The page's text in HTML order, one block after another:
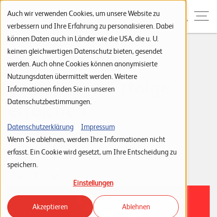
Auch wir verwenden Cookies, um unsere Website zu
verbessern und Ihre Erfahrung zu personalisieren. Dabei
können Daten auch in Länder wie die USA, die u. U.
keinen gleichwertigen Datenschutz bieten, gesendet
werden. Auch ohne Cookies können anonymisierte
Nutzungsdaten übermittelt werden. Weitere
Informationen finden Sie in unseren
Datenschutzbestimmungen.
Datenschutzerklärung
Impressum
Wenn Sie ablehnen, werden Ihre Informationen nicht
erfasst. Ein Cookie wird gesetzt, um Ihre Entscheidung zu
speichern.
Einstellungen
Akzeptieren Ablehnen
Zur Navigation
Zur Suche
Zum Inhalt
Menu
S
t
a
e
i
P
Werte leben und
gemeinsam Erfolge
erreichen
News Kommunikation
Organisation
Ralph Künzle
16. September 2025